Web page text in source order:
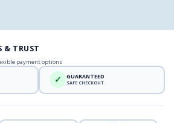
& TRUST
payment options
✓ GUARANTEED
SAFE CHECKOUT